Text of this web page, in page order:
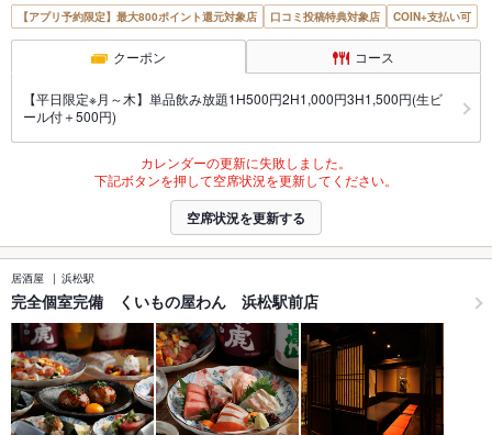
【アプリ予約限定】最大800ポイント還元対象店 口コミ投稿特典対象店 COIN+支払い可
クーポン コース
【平日限定※月～木】単品飲み放題1H500円2H1,000円3H1,500円(生ビ
ール付＋500円)
カレンダーの更新に失敗しました。
下記ボタンを押して空席状況を更新してください。
空席状況を更新する
居酒屋 浜松駅
完全個室完備 くいもの屋わん 浜松駅前店